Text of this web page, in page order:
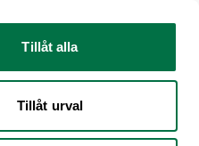
Tillåt alla
Tillåt urval